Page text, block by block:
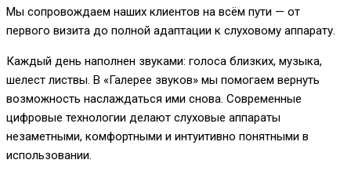
Мы сопровождаем наших клиентов на всём пути — от
первого визита до полной адаптации к слуховому аппарату.
Каждый день наполнен звуками: голоса близких, музыка,
шелест листвы. В «Галерее звуков» мы помогаем вернуть
возможность наслаждаться ими снова. Современные
цифровые технологии делают слуховые аппараты
незаметными, комфортными и интуитивно понятными в
использовании.